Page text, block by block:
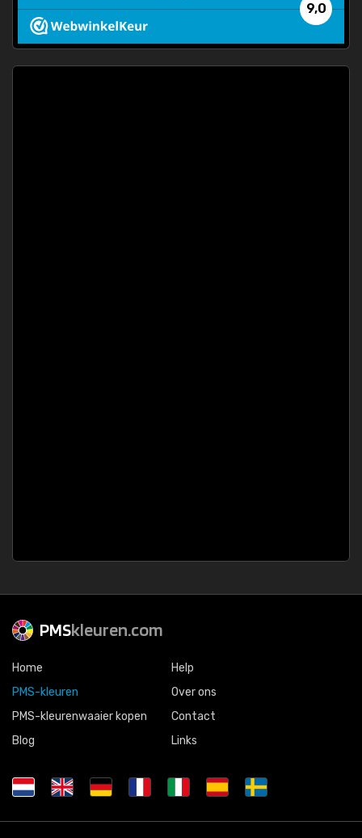
9,0
PMSkleuren.com
Home
PMS-kleuren
PMS-kleurenwaaier kopen
Blog
Help
Over ons
Contact
Links